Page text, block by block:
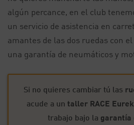
algún percance, en el club
un servicio de asistencia en
amantes de las dos ruedas con
una garantía de neumáticos y
Si no quieres cambiar tú las
acude a un taller RACE
trabajo bajo la garantía